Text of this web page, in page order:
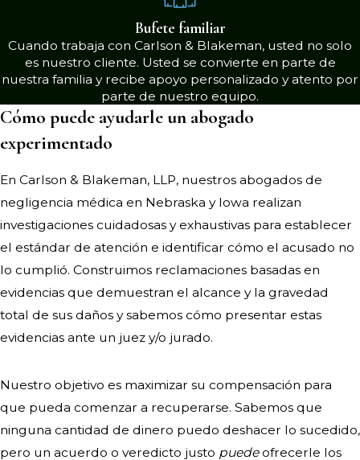
prescripción para casos de
negligencia médica en
Nebraska?
Al igual que con otro tipo de casos de
lesiones personales, solo tiene una
cantidad limitada de tiempo para
negligencia médica en Nebraska. El
plazo de prescripción para los casos
de negligencia médica es de dos años
causó la lesión o, si han pasado más de
dos años, un año a partir de la fecha
en que se descubrió la lesión o
razonablemente podría haberse
En los casos relacionados con
menores, el plazo de prescripción se
Bufete familiar
Cuando trabaja con Carlson & Blakeman, usted no solo
es nuestro cliente. Usted se convierte en parte de
nuestra familia y recibe apoyo personalizado y atento por
parte de nuestro equipo.
Cómo puede ayudarle un abogado
experimentado
En Carlson & Blakeman, LLP, nuestros abogados de
negligencia médica en Nebraska y Iowa realizan
investigaciones cuidadosas y exhaustivas para establecer
el estándar de atención e identificar cómo el acusado no
lo cumplió. Construimos reclamaciones basadas en
evidencias que demuestran el alcance y la gravedad
total de sus daños y sabemos cómo presentar estas
evidencias ante un juez y/o jurado.
Nuestro objetivo es maximizar su compensación para
que pueda comenzar a recuperarse. Sabemos que
ninguna cantidad de dinero puedo deshacer lo sucedido,
pero un acuerdo o veredicto justo puedeofrecerle los